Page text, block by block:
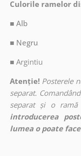
Culorile ramelor
■ Alb
■ Negru
■ Argintiu
Atenție! Posterele
separat.
separat și o ramă
introducerea
lumea o poate